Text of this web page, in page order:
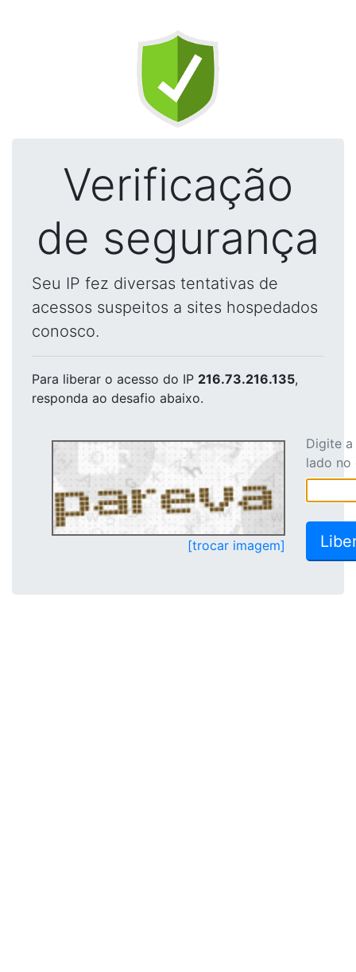
Verificação
de segurança
Seu IP fez diversas tentativas de
acessos suspeitos a sites hospedados
conosco.
Para liberar o acesso do IP 216.73.216.135,
responda ao desafio abaixo.
[trocar imagem]
Digite
lado no